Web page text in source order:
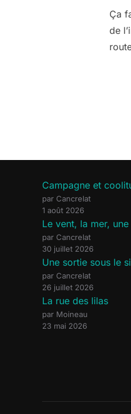
Ça
de
Campagne et
par Cancrelat
1 août 2026
Le vent, la mer,
par Cancrelat
30 juillet 2026
Une sortie sous le
par Cancrelat
26 juillet 2026
La rue des lilas
par Moineau
23 mai 2026